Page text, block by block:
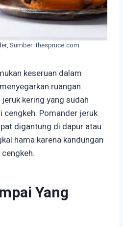
Sumber: thespruce.com
keseruan dalam
ruangan
kering yang sudah
Pomander jeruk
digantung di dapur atau
hama karena kandungan
Yang